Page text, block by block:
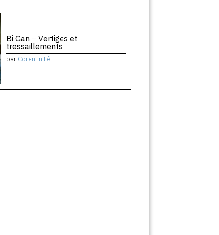
Bi Gan – Vertiges et
tressaillements
par Corentin Lê